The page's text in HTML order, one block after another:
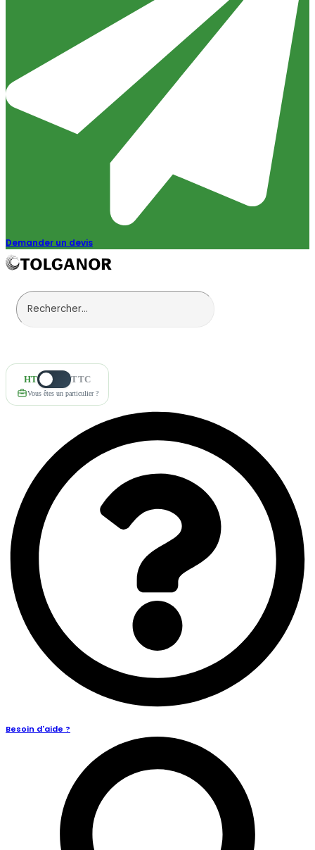
Demander un devis
HT TTC
Vous êtes un particulier ?
Besoin d'aide ?